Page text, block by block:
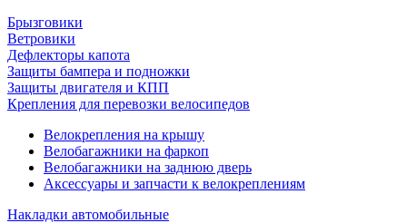
Брызговики
Ветровики
Дефлекторы капота
Защиты бампера и подножки
Защиты двигателя и КПП
Крепления для перевозки велосипедов
Велокрепления на крышу
Велобагажники на фаркоп
Велобагажники на заднюю дверь
Аксессуары и запчасти к велокреплениям
Накладки автомобильные